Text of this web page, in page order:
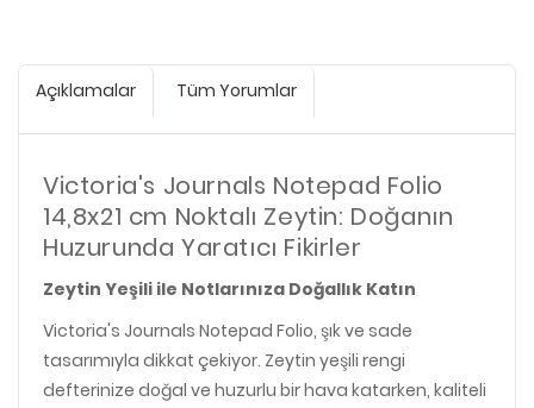
Açıklamalar Tüm Yorumlar
Victoria's Journals Notepad Folio
14,8x21 cm Noktalı Zeytin: Doğanın
Huzurunda Yaratıcı Fikirler
Zeytin Yeşili ile Notlarınıza Doğallık Katın
Victoria's Journals Notepad Folio, şık ve sade
tasarımıyla dikkat çekiyor. Zeytin yeşili rengi
defterinize doğal ve huzurlu bir hava katarken, kaliteli